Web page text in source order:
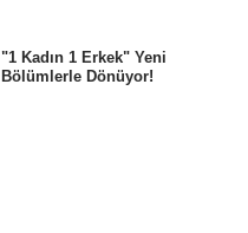
"1 Kadın 1 Erkek" Yeni
Bölümlerle Dönüyor!